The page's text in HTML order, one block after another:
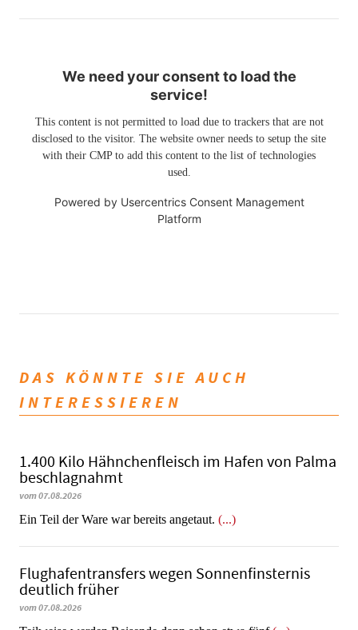
We need your consent to load the
service!
This content is not permitted to load due to trackers that are not
disclosed to the visitor. The website owner needs to setup the site
with their CMP to add this content to the list of technologies
used.
Powered by Usercentrics Consent Management
Platform
DAS KÖNNTE SIE AUCH
INTERESSIEREN
1.400 Kilo Hähnchenfleisch im Hafen von Palma
beschlagnahmt
vom 07.08.2026
​​​​​​​Ein Teil der Ware war bereits angetaut. (...)
Flughafentransfers wegen Sonnenfinsternis
deutlich früher
vom 07.08.2026